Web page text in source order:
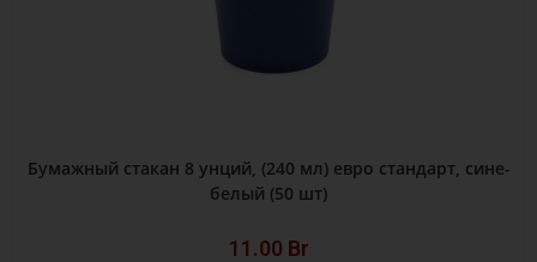
Бумажный стакан 8 унций, (240 мл) евро стандарт, сине-
белый (50 шт)
11.00 Br